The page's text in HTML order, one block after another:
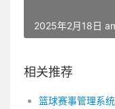
2025年2月18日
相关推荐
篮球赛事管理系